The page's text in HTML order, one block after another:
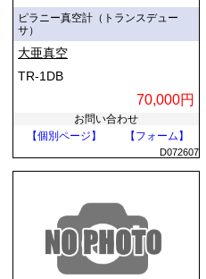
ピラニー真空計（トランスデュー
サ）
大亜真空
TR-1DB
70,000円
お問い合わせ
【個別ページ】
【フォーム】
D072607